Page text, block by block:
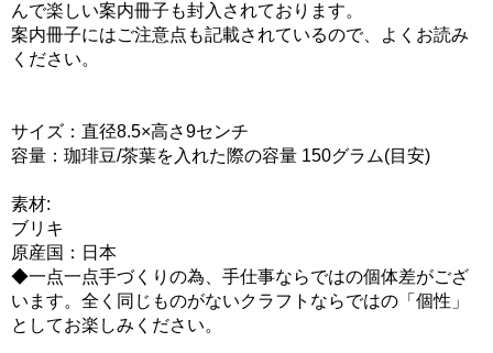
んで楽しい案内冊子も封入されております。
案内冊子にはご注意点も記載されているので、よくお読み
ください。
サイズ：直径8.5×高さ9センチ
容量：珈琲豆/茶葉を入れた際の容量 150グラム(目安)
素材:
ブリキ
原産国：日本
◆一点一点手づくりの為、手仕事ならではの個体差がござ
います。全く同じものがないクラフトならではの「個性」
としてお楽しみください。